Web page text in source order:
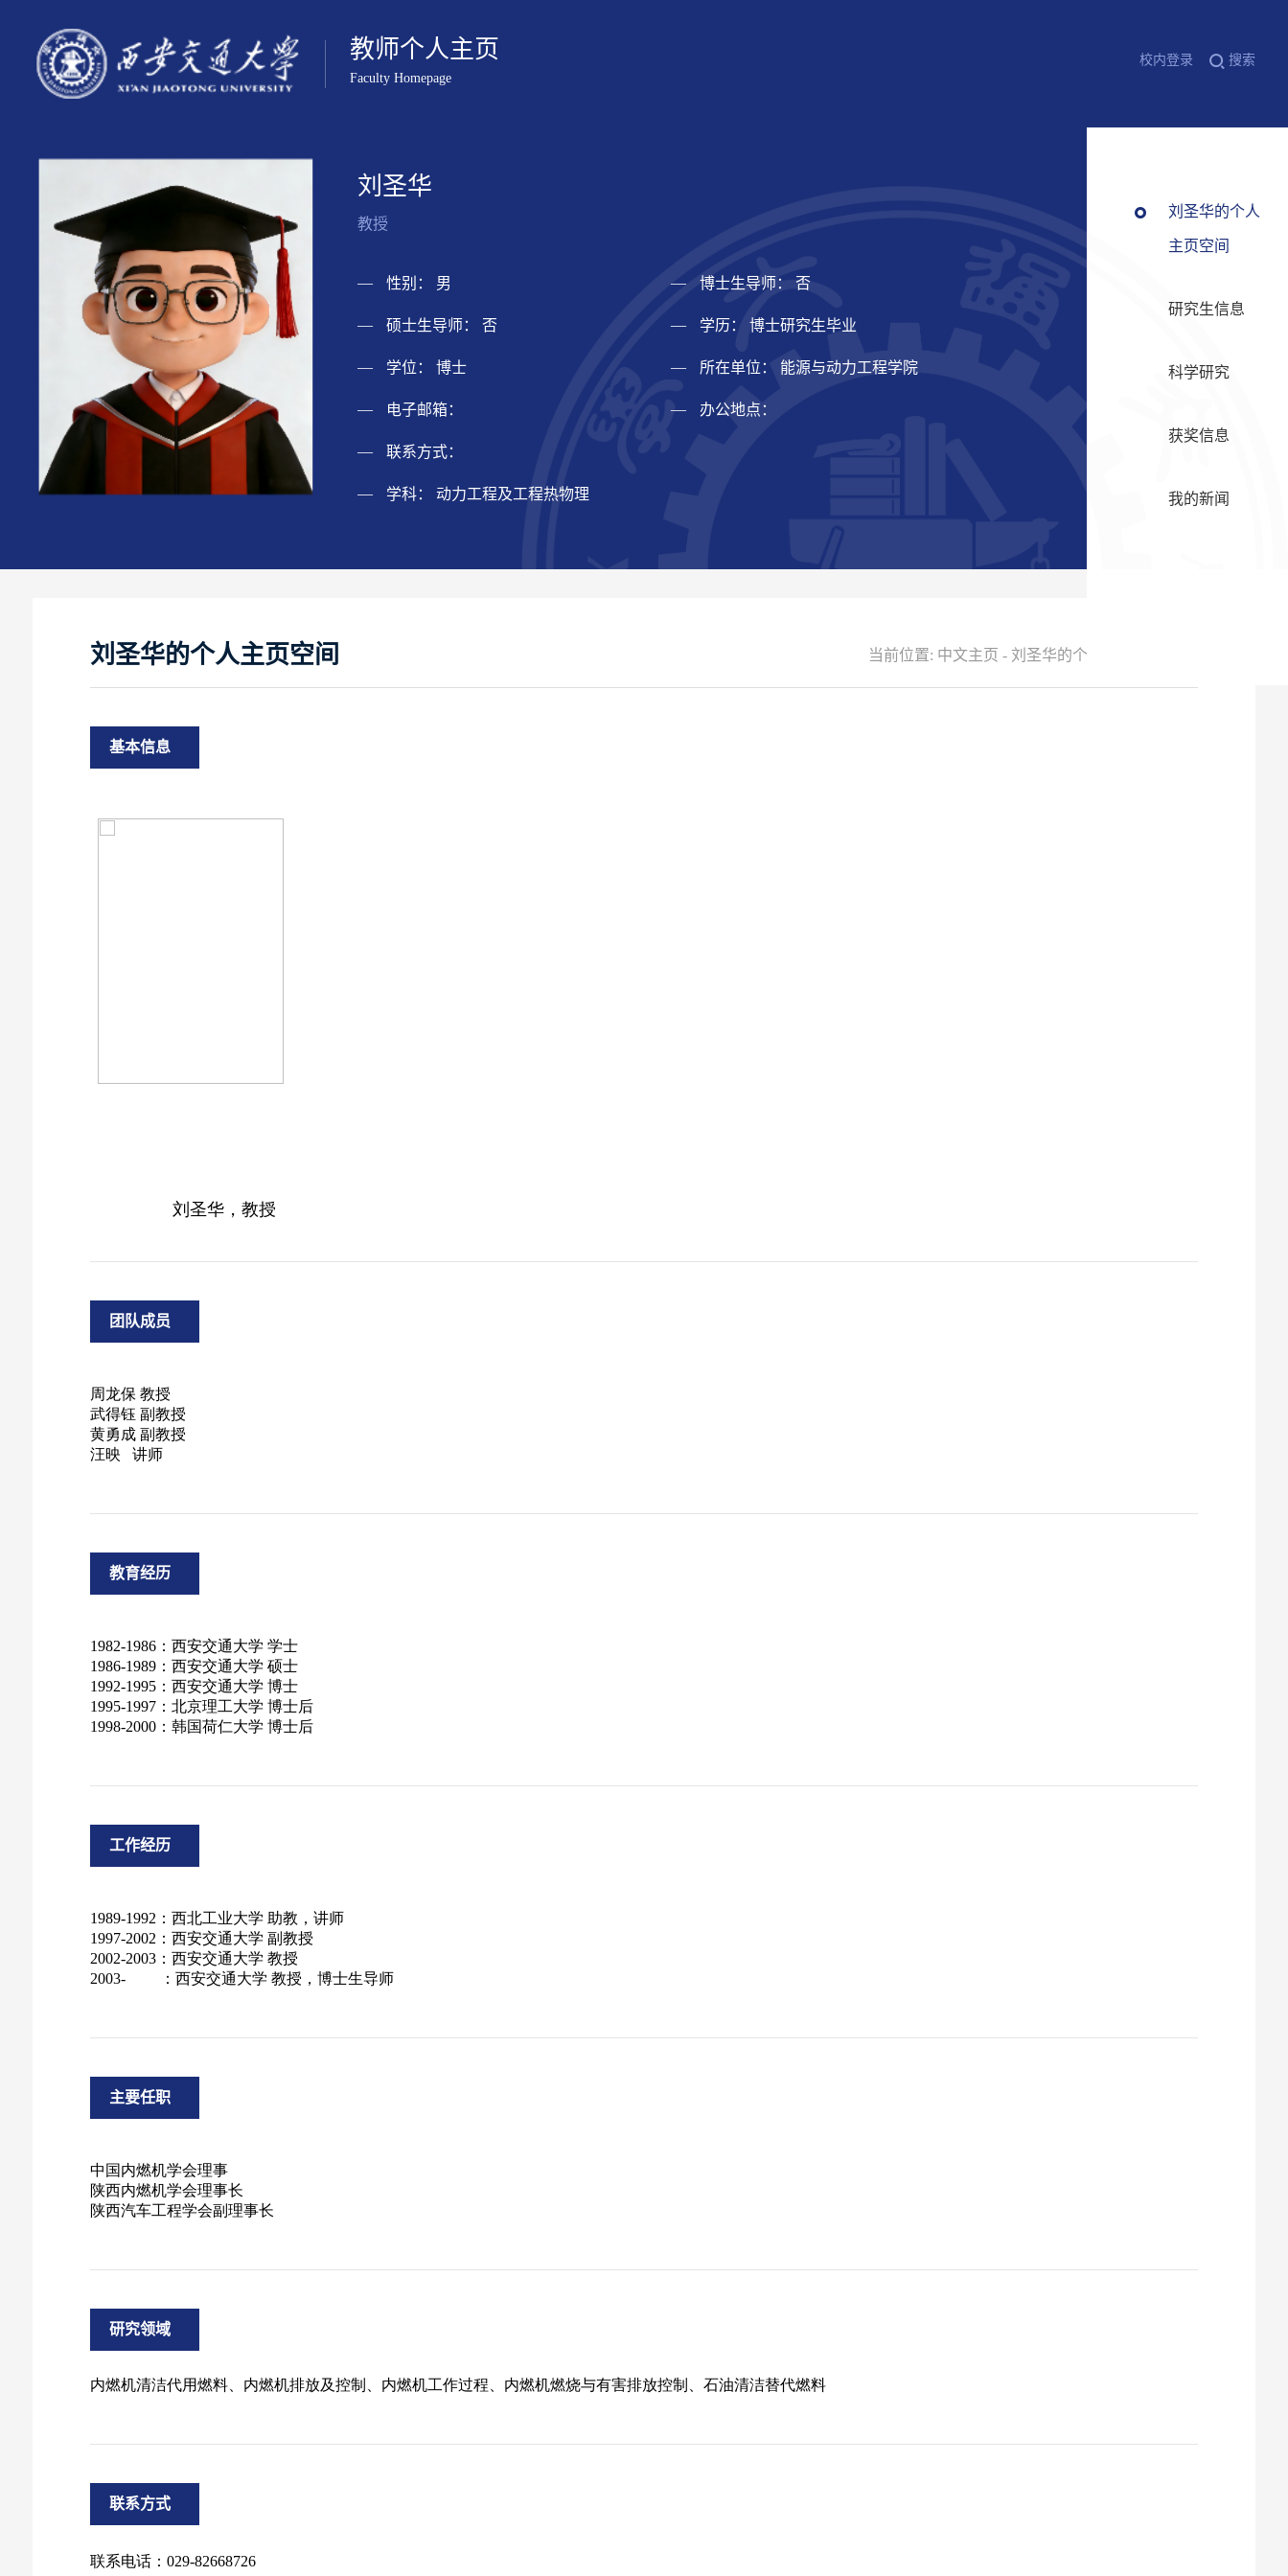
教师个人主页
Faculty Homepage
搜索
校内登录
刘圣华
教授
性别： 男 博士生导师： 否
硕士生导师： 否 学历： 博士研究生毕业
学位： 博士 所在单位： 能源与动力工程学院
电子邮箱： 办公地点：
联系方式：
学科： 动力工程及工程热物理
刘圣华的个人
主页空间
研究生信息
科学研究
获奖信息
我的新闻
刘圣华的个人主页空间 当前位置: 中文主页 -刘圣华的个人主页空间
基本信息
团队成员
教育经历
工作经历
主要任职
研究领域
联系方式